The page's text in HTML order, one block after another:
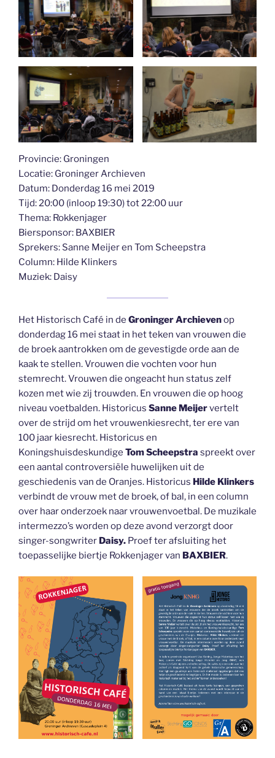
Provincie: Groningen
Locatie: Groninger Archieven
Datum: Donderdag 16 mei 2019
Tijd: 20:00 (inloop 19:30) tot 22:00 uur
Thema: Rokkenjager
Biersponsor: BAXBIER
Sprekers: Sanne Meijer en Tom Scheepstra
Column: Hilde Klinkers
Muziek: Daisy
Het Historisch Café in de Groninger Archievenop
donderdag 16 mei staat in het teken van vrouwen die
de broek aantrokken om de gevestigde orde aan de
kaak te stellen. Vrouwen die vochten voor hun
stemrecht. Vrouwen die ongeacht hun status zelf
kozen met wie zij trouwden. En vrouwen die op hoog
niveau voetbalden. Historicus Sanne Meijervertelt
over de strijd om het vrouwenkiesrecht, ter ere van
100 jaar kiesrecht. Historicus en
Koningshuisdeskundige Tom Scheepstra spreekt over
een aantal controversiële huwelijken uit de
geschiedenis van de Oranjes. Historicus Hilde Klinkers
verbindt de vrouw met de broek, of bal, in een column
over haar onderzoek naar vrouwenvoetbal. De muzikale
intermezzo’s worden op deze avond verzorgt door
singer-songwriter Daisy. Proef ter afsluiting het
toepasselijke biertje Rokkenjager van BAXBIER.